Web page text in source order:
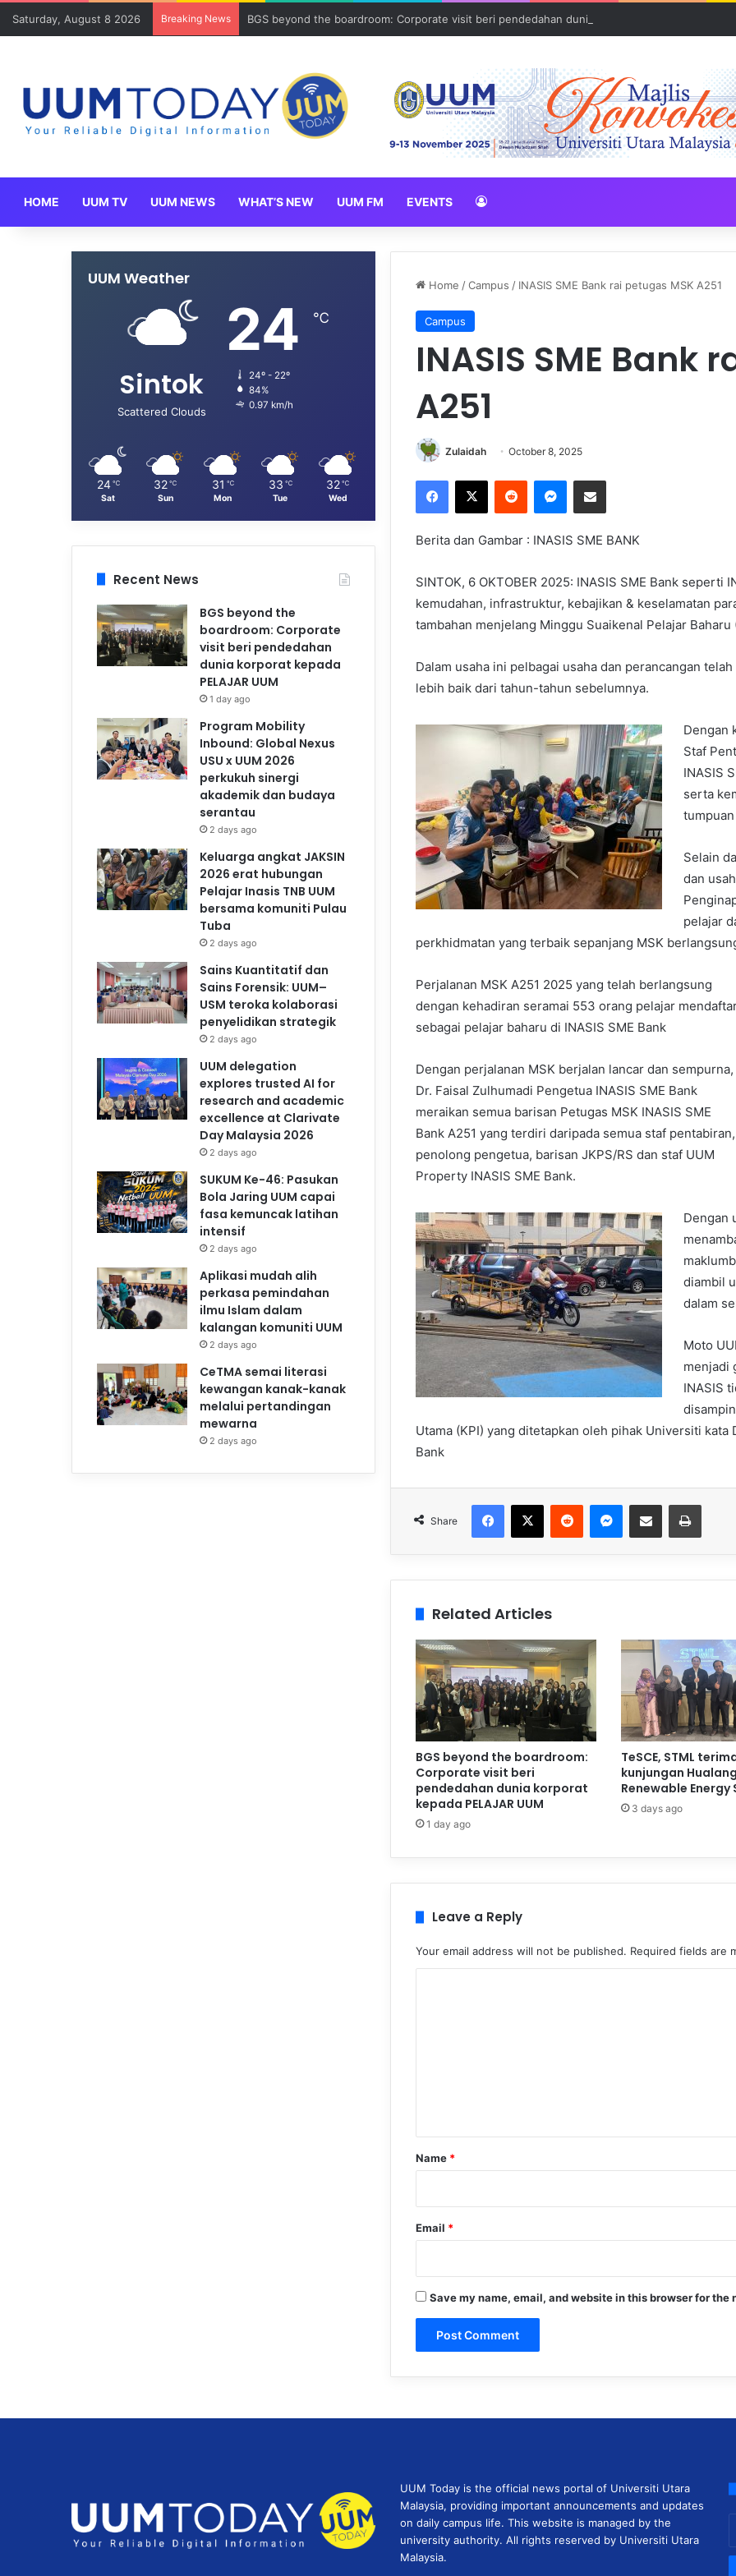
Saturday, August 8 2026 Breaking News BGS beyond the boardroom: Corporate visit beri pendedahan dunia korporat kepada PELAJAR
HOME UUM TV UUM NEWS WHAT’S NEW UUM FM EVENTS
Home /Campus / INASIS SME Bank rai petugas MSK A251
Campus
INASIS SME Bank
A251
Zulaidah October 8, 2025
Berita dan Gambar : INASIS SME BANK
SINTOK, 6 OKTOBER 2025: INASIS SME Bank seperti
kemudahan, infrastruktur, kebajikan & keselamatan
tambahan menjelang Minggu Suaikenal Pelajar Baharu
Dalam usaha ini pelbagai usaha dan perancangan
lebih baik dari tahun-tahun sebelumnya.
Dengan
Staf
INASIS
serta
Selain
dan
pelajar
perkhidmatan yang terbaik sepanjang MSK
Perjalanan MSK A251 2025 yang telah berlangsung
dengan kehadiran seramai 553 orang pelajar
sebagai pelajar baharu di INASIS SME Bank
Dengan perjalanan MSK berjalan lancar dan sempurna,
Dr. Faisal Zulhumadi Pengetua INASIS SME Bank
meraikan semua barisan Petugas MSK INASIS SME
Bank A251 yang terdiri daripada semua staf pentabiran,
penolong pengetua, barisan JKPS/RS dan staf UUM
Property INASIS SME Bank.
Dengan
diambil
dalam
Moto
menjadi
INASIS
Utama (KPI) yang ditetapkan oleh pihak Universiti kata
Bank
Share
Related Articles
BGS beyond the boardroom:
Corporate visit beri
pendedahan dunia korporat
kepada PELAJAR UUM
1 day ago
TeSCE, STML
kunjungan Hualang
Renewable Energy
3 days ago
Leave a Reply
Your email address will not be published. Required fields are
*
Name *
Email *
Save my name, email, and website in this browser for the
UUM Weather
Sintok
Scattered Clouds
24 ℃
24º - 22º
84%
0.97 km/h
24 ℃
Sat
32 ℃
Sun
31 ℃
Mon
33 ℃
Tue
32 ℃
Wed
Recent News
BGS beyond the
boardroom: Corporate
visit beri pendedahan
dunia korporat kepada
PELAJAR UUM
1 day ago
Program Mobility
Inbound: Global Nexus
USU x UUM 2026
perkukuh sinergi
akademik dan budaya
serantau
2 days ago
Keluarga angkat JAKSIN
2026 erat hubungan
Pelajar Inasis TNB UUM
bersama komuniti Pulau
Tuba
2 days ago
Sains Kuantitatif dan
Sains Forensik: UUM–
USM teroka kolaborasi
penyelidikan strategik
2 days ago
UUM delegation
explores trusted AI for
research and academic
excellence at Clarivate
Day Malaysia 2026
2 days ago
SUKUM Ke-46: Pasukan
Bola Jaring UUM capai
fasa kemuncak latihan
intensif
2 days ago
Aplikasi mudah alih
perkasa pemindahan
ilmu Islam dalam
kalangan komuniti UUM
2 days ago
CeTMA semai literasi
kewangan kanak-kanak
melalui pertandingan
mewarna
2 days ago
UUM Today is the official news portal of Universiti Utara
Malaysia, providing important announcements and updates
on daily campus life. This website is managed by the
university authority. All rights reserved by Universiti Utara
Malaysia.